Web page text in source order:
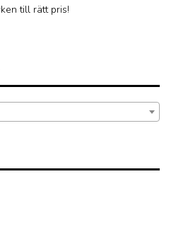
till rätt pris!